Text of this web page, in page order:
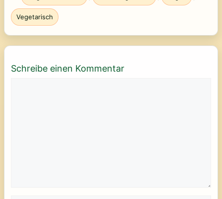
Vegetarisch
Schreibe einen Kommentar